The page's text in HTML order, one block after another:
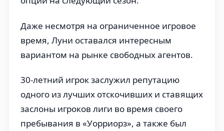
Даже несмотря на ограниченное игровое
время, Луни оставался интересным
вариантом на рынке свободных агентов.
30-летний игрок заслужил репутацию
одного из лучших отскочивших и ставящих
заслоны игроков лиги во время своего
пребывания в «Уорриорз», а также был